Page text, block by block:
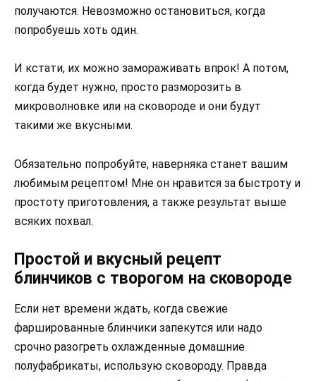
получаются. Невозможно остановиться, когда
попробуешь хоть один.
И кстати, их можно замораживать впрок! А потом,
когда будет нужно, просто разморозить в
микроволновке или на сковороде и они будут
такими же вкусными.
Обязательно попробуйте, наверняка станет вашим
любимым рецептом! Мне он нравится за быстроту и
простоту приготовления, а также результат выше
всяких похвал.
Простой и вкусный рецепт
блинчиков с творогом на сковороде
Если нет времени ждать, когда свежие
фаршированные блинчики запекутся или надо
срочно разогреть охлажденные домашние
полуфабрикаты, использую сковороду. Правда